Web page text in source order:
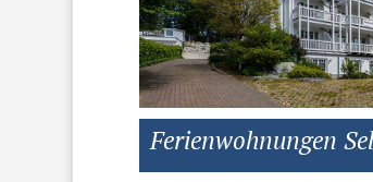
Ferienwohnungen